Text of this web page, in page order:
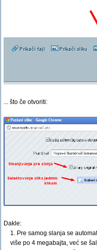
... što če otvoriti:
Dakle:
1. Pre samog slanja se
više po 4 megabajta, već se